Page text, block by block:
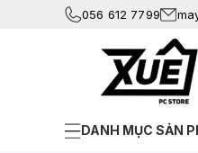
056 612 7799
DANH MỤC SẢN